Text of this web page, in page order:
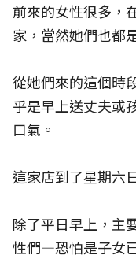
前來的女性很多，
家，當然她們也都
從她們來的這個時
乎是早上送丈夫或
口氣。
這家店到了星期六
除了平日早上，主
性們—恐怕是子女